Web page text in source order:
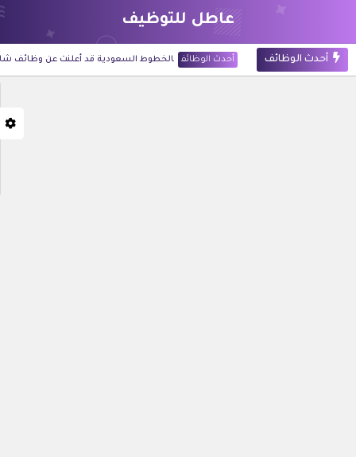
عاطل للتوظيف
أحدث الوظائف الخطوط السعودية قد أعلنت عن وظائف شاغرة أحدث الوظائف